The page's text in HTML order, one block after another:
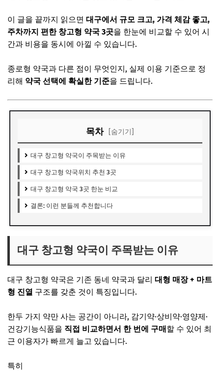
이 글을 끝까지 읽으면 대구에서 규모 크고, 가격 체감 좋고,
주차까지 편한 창고형 약국 3곳을 한눈에 비교할 수 있어 시
간과 비용을 동시에 아낄 수 있습니다.
종로형 약국과 다른 점이 무엇인지, 실제 이용 기준으로 정
리해 약국 선택에 확실한 기준을 드립니다.
목차 [숨기기]
대구 창고형 약국이 주목받는 이유
대구 창고형 약국위치 추천 3곳
대구 창고형 약국 3곳 한눈 비교
결론: 이런 분들께 추천합니다
대구 창고형 약국이 주목받는 이유
대구 창고형 약국은 기존 동네 약국과 달리 대형 매장 + 마트
형 진열 구조를 갖춘 것이 특징입니다.
한두 가지 약만 사는 공간이 아니라, 감기약·상비약·영양제·
건강기능식품을 직접 비교하면서 한 번에 구매할 수 있어 최
근 이용자가 빠르게 늘고 있습니다.
특히